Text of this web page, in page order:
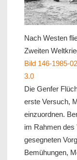
Nach Westen
Zweiten
Bild 146-1985-
3.0
Die Genfer
erste Versuch,
einzuordnen.
im Rahmen des
gesegneten
Bemühungen,